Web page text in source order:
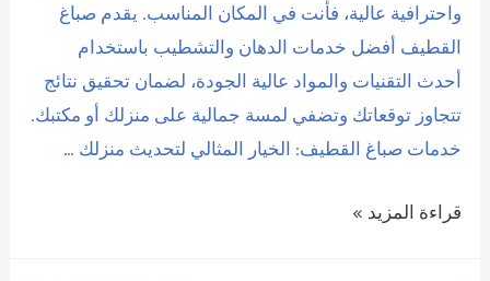
واحترافية عالية، فأنت في المكان المناسب. يقدم صباغ
القطيف أفضل خدمات الدهان والتشطيب باستخدام
أحدث التقنيات والمواد عالية الجودة، لضمان تحقيق نتائج
تتجاوز توقعاتك وتضفي لمسة جمالية على منزلك أو مكتبك.
خدمات صباغ القطيف: الخيار المثالي لتحديث منزلك …
صباغ
قراءة المزيد »